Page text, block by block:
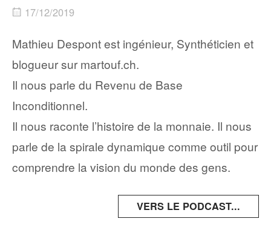
17/12/2019
Mathieu Despont est ingénieur, Synthéticien et
blogueur sur martouf.ch.
Il nous parle du Revenu de Base
Inconditionnel.
Il nous raconte l’histoire de la monnaie. Il nous
parle de la spirale dynamique comme outil pour
comprendre la vision du monde des gens.
VERS LE PODCAST...